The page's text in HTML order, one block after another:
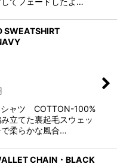
SWEATSHIRT
シャツ COTTON-100%
立てた裏起毛スウェッ
で柔らかな風合…
CHAIN・BLACK